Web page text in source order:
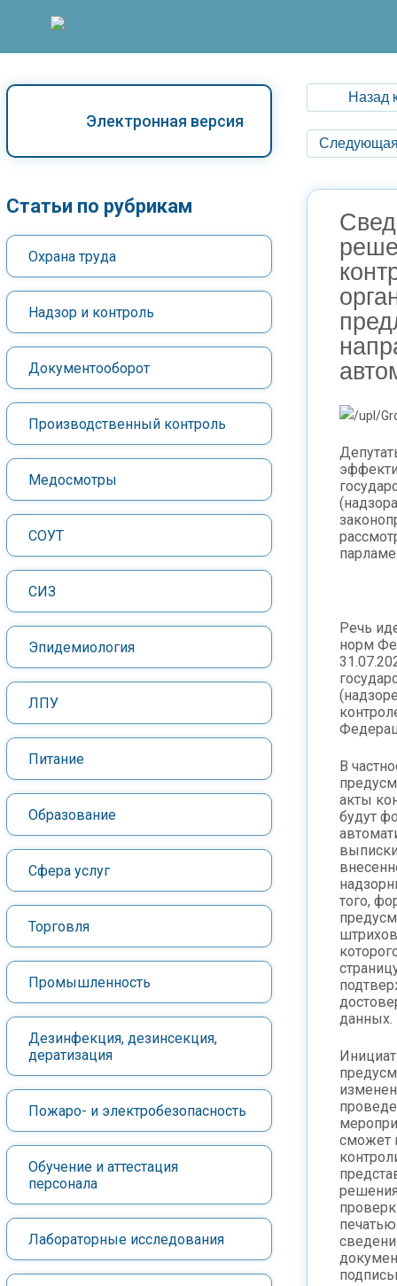
Электронная версия
Статьи по рубрикам
Охрана труда
Надзор и контроль
Документооборот
Производственный контроль
Медосмотры
СОУТ
СИЗ
Эпидемиология
ЛПУ
Питание
Образование
Сфера услуг
Торговля
Промышленность
Дезинфекция, дезинсекция,
дератизация
Пожаро- и электробезопасность
Обучение и аттестация
персонала
Лабораторные исследования
Назад
Следующая
Речь
норм
В
акты
будут
того,
данных.
сможет